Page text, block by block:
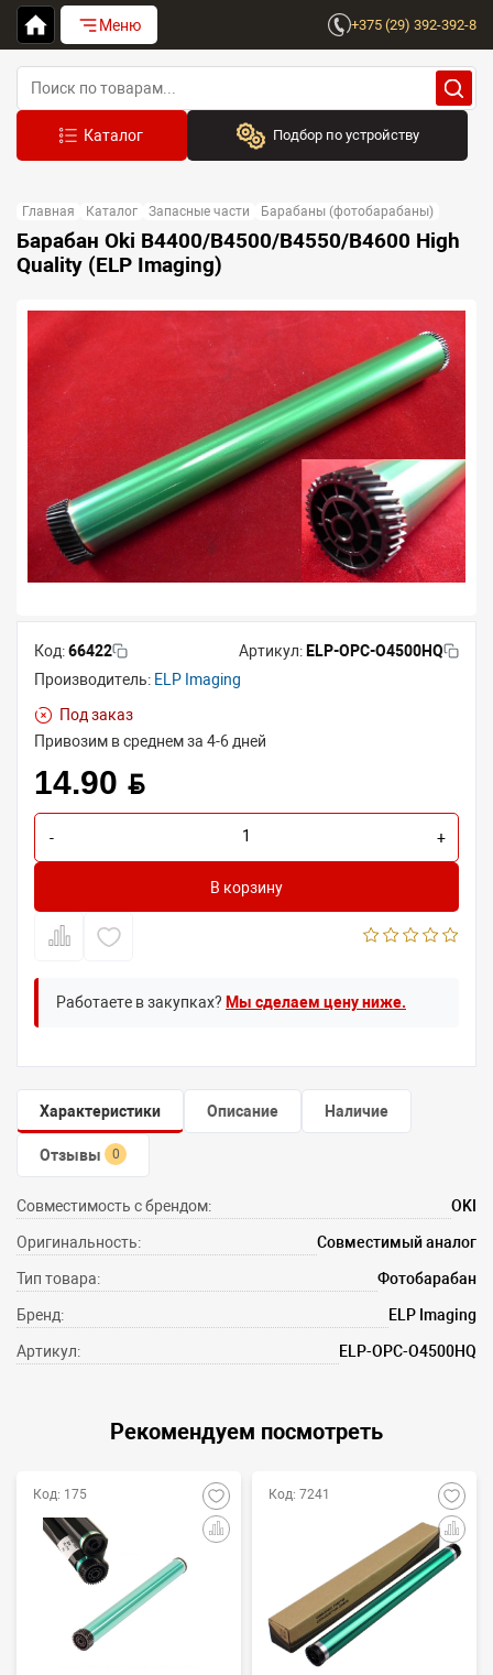
Меню +375 (29) 392-392-8
Подбор по устройству
Выберите бренд
Устройство:
Главная Каталог Запасные части Барабаны (фотобарабаны)
Барабан Oki B4400/B4500/B4550/B4600 High
Quality (ELP Imaging)
Код:66422 Артикул: ELP-OPC-O4500HQ
Производитель: ELP Imaging
Под заказ
Привозим в среднем за 4-6 дней
14.90 BYN
- +
В корзину
Работаете в закупках? Мы сделаем цену ниже.
Характеристики Описание Наличие
Отзывы 0
Совместимость с брендом: OKI
Оригинальность: Совместимый аналог
Тип товара: Фотобарабан
Бренд: ELP Imaging
Артикул: ELP-OPC-O4500HQ
Рекомендуем посмотреть
Код: 175 Код: 7241